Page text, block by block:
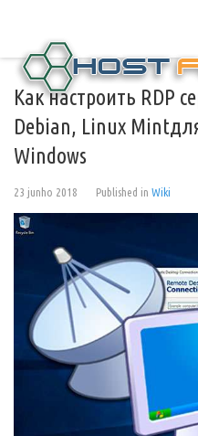
Как настроить RDP
Debian, Linux
Windows
23 junho 2018 Published in Wiki